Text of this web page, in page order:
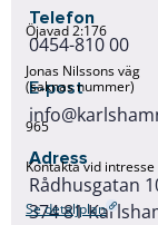
Öjavad 2:176
Jonas Nilssons väg
(saknas nummer)
965
Kontakta vid intresse
Se detaljplan
Telefon
0454-810 00
E-post
Adress
Rådhusgatan
374 81